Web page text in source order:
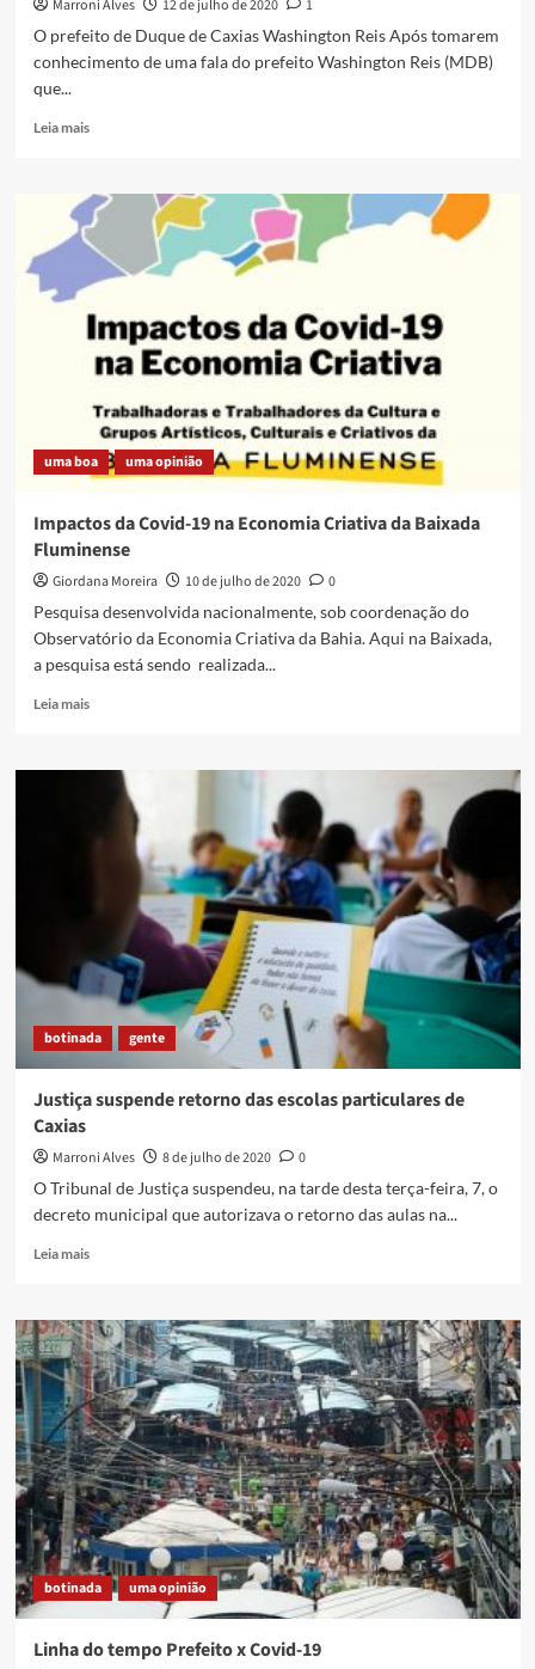
Marroni Alves 12 de julho de 2020
1
O prefeito de Duque de Caxias Washington Reis Após tomarem
conhecimento de uma fala do prefeito Washington Reis (MDB)
que...
Leia maisRead
Prefeito
chama
conselheiros
de
saúde
sindicato
de
“sem
sabotadores
manipuladores”
e
reagem
uma boa uma opinião
Impactos da Covid-19 na Economia Criativa da Baixada
Fluminense
Giordana Moreira 10 de julho de 2020
0
Pesquisa desenvolvida nacionalmente, sob coordenação do
Observatório da Economia Criativa da Bahia. Aqui na Baixada,
a pesquisa está sendo realizada...
Leia maisRead
Impactos
19
Economia
Criativa
Baixada
Fluminense
botinada gente
Justiça suspende retorno das escolas particulares de
Caxias
Marroni Alves 8 de julho de 2020
0
O Tribunal de Justiça suspendeu, na tarde desta terça-feira, 7, o
decreto municipal que autorizava o retorno das aulas na...
Leia maisRead
Justiça
suspende
retorno
das
escolas
particulares
de
Caxias
botinada uma opinião
Linha do tempo Prefeito x Covid-19